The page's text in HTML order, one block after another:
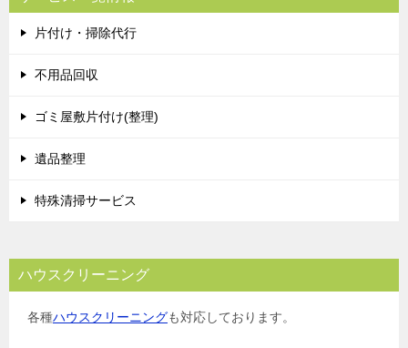
ゲ
ー
シ
片付け・掃除代行
不用品回収
ゴミ屋敷片付け(整理)
遺品整理
特殊清掃サービス
ハウスクリーニング
各種ハウスクリーニングも対応しております。